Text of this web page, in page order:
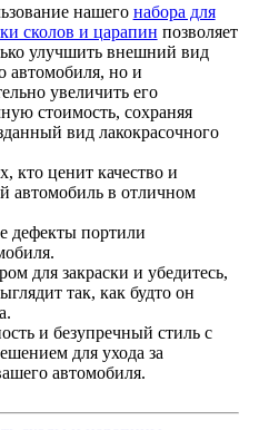
нашего набора для
сколов и царапин позволяет
улучшить внешний вид
автомобиля, но и
увеличить его
стоимость, сохраняя
вид лакокрасочного
кто ценит качество и
автомобиль в отличном
дефекты портили
для закраски и убедитесь,
так, как будто он
и безупречный стиль с
для ухода за
автомобиля.